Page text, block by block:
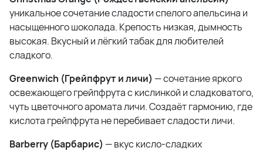
уникальное сочетание сладости спелого апельсина и
насыщенного шоколада. Крепость низкая, дымность
высокая. Вкусный и лёгкий табак для любителей
сладкого.
Greenwich (Грейпфрут и личи) — сочетание яркого
освежающего грейпфрута с кислинкой и сладковатого,
чуть цветочного аромата личи. Создаёт гармонию, где
кислота грейпфрута не перебивает сладости личи.
Barberry (Барбарис) — вкус кисло-сладких